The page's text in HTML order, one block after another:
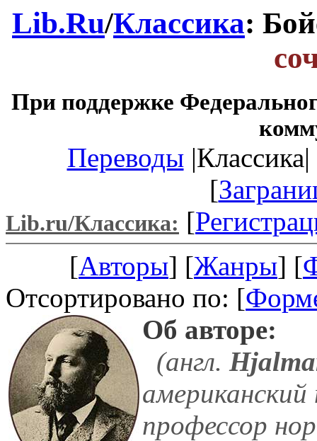
Lib.Ru/Классика:
При поддержке
Переводы
[
Lib.ru/Классика: [
[Авторы] [Жанры] [
Отсортировано по: [
Об авторе:
(англ.
профессор